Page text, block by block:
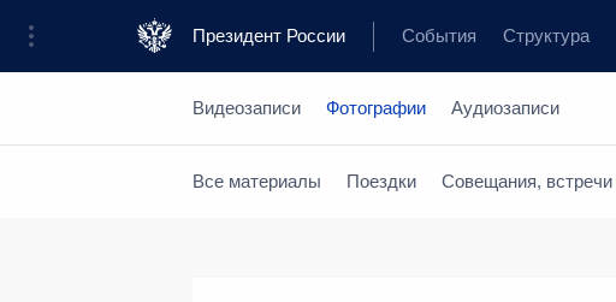
Президент России События Структура
Видеозаписи Фотографии Аудиозаписи
Все материалы Поездки Совещания, встречи